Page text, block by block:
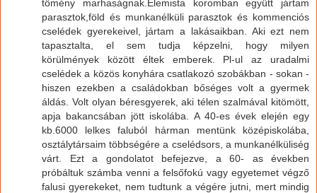
tömény marhaságnak.Elemista koromban együtt jártam
parasztok,föld és munkanélküli parasztok és kommenciós
cselédek gyerekeivel, jártam a lakásaikban. Aki ezt nem
tapasztalta, el sem tudja képzelni, hogy milyen
körülmények között éltek emberek. Pl-ul az uradalmi
cselédek a közös konyhára csatlakozó szobákban - sokan -
hiszen ezekben a családokban bőséges volt a gyermek
áldás. Volt olyan béresgyerek, aki télen szalmával kitömött,
apja bakancsában jött iskolába. A 40-es évek elején egy
kb.6000 lelkes faluból hárman mentünk középiskolába,
osztálytársaim többségére a cselédsors, a munkanélküliség
várt. Ezt a gondolatot befejezve, a 60- as években
próbáltuk számba venni a felsőfokú vagy egyetemet végző
falusi gyerekeket, nem tudtunk a végére jutni, mert mindig